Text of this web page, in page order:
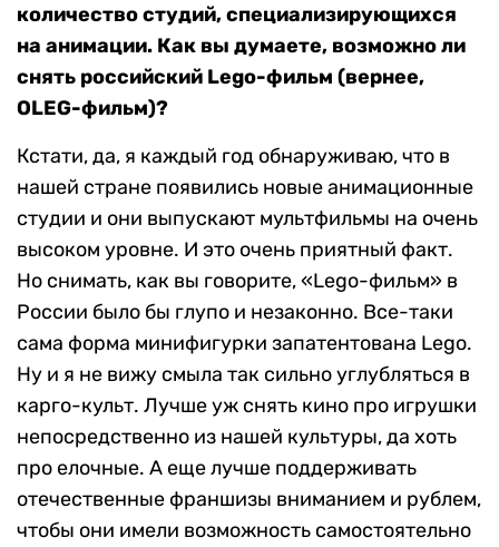
количество студий, специализирующихся
на анимации. Как вы думаете, возможно ли
снять российский Lego-фильм (вернее,
OLEG-фильм)?
Кстати, да, я каждый год обнаруживаю, что в
нашей стране появились новые анимационные
студии и они выпускают мультфильмы на очень
высоком уровне. И это очень приятный факт.
Но снимать, как вы говорите, «Lego-фильм» в
России было бы глупо и незаконно. Все-таки
сама форма минифигурки запатентована Lego.
Ну и я не вижу смыла так сильно углубляться в
карго-культ. Лучше уж снять кино про игрушки
непосредственно из нашей культуры, да хоть
про елочные. А еще лучше поддерживать
отечественные франшизы вниманием и рублем,
чтобы они имели возможность самостоятельно